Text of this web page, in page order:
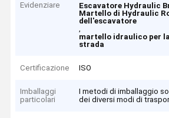
Evidenziare Escavatore Hydraulic
Martello di Hydraulic
dell'escavatore
,
martello idraulico per
strada
Certificazione ISO
Imballaggi
particolari
I metodi di imballaggio
dei diversi modi di